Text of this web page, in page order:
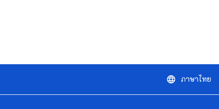
language ภาษาไทย